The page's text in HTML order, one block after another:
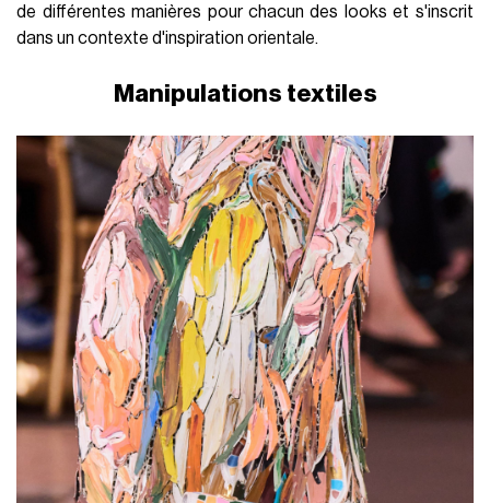
de différentes manières pour chacun des looks et s'inscrit
dans un contexte d'inspiration orientale.
Manipulations textiles